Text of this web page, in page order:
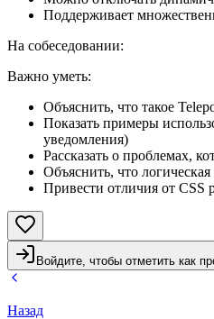
Поддерживает
На собеседовании:
Важно уметь:
Объяснить, что такое
Показать примеры
уведомления)
Рассказать о проблемах,
Объяснить, что
Привести отличия от CSS
Войдите, чтобы отметить как
Назад